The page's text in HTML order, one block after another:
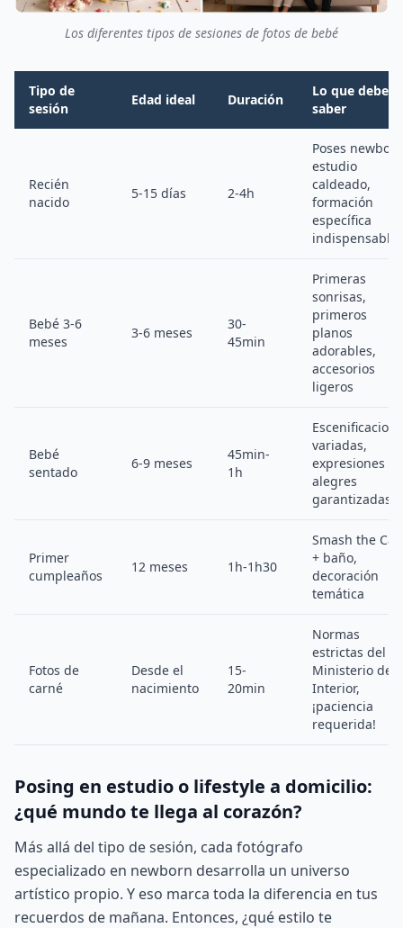
Los diferentes tipos de sesiones de fotos de bebé
Tipo de
sesión
Edad ideal Duración
Lo que debes
saber
Recién
nacido
5-15 días 2-4h
Poses
estudio
caldeado,
formación
específica
indispensable
Bebé 3-6
meses
3-6 meses
30-
45min
Primeras
sonrisas,
primeros
planos
adorables,
accesorios
ligeros
Bebé
sentado
6-9 meses
45min-
1h
variadas,
expresiones
alegres
garantizadas
Primer
cumpleaños
12 meses 1h-1h30
Smash the
+ baño,
decoración
temática
Fotos de
carné
Desde el
nacimiento
15-
20min
Normas
estrictas del
Ministerio del
Interior,
¡paciencia
requerida!
Posing en estudio o lifestyle a domicilio:
¿qué mundo te llega al corazón?
Más allá del tipo de sesión, cada fotógrafo
especializado en newborn desarrolla un universo
artístico propio. Y eso marca toda la diferencia en tus
recuerdos de mañana. Entonces, ¿qué estilo te